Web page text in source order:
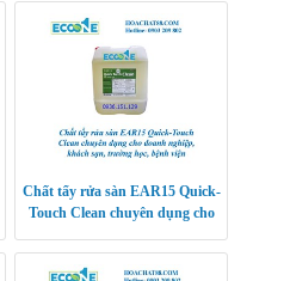
Chất tẩy rửa sàn EAR15 Quick-
Touch Clean chuyên dụng cho
trường học, bệnh v